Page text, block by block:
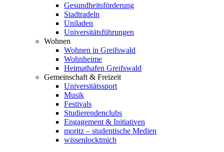
Gesundheitsförderung
Stadtradeln
Uniladen
Universitätsführungen
Wohnen
Wohnen in Greifswald
Wohnheime
Heimathafen Greifswald
Gemeinschaft & Freizeit
Universitätssport
Musik
Festivals
Studierendenclubs
Engagement & Initiativen
moritz – studentische Medien
wissenlocktmich